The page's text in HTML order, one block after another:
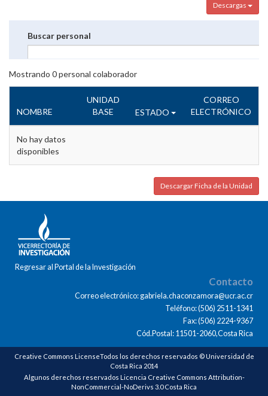
Descargas
Buscar personal
Mostrando 0personal colaborador
NOMBRE
UNIDAD
BASE
ESTADO
CORREO
ELECTRÓNICO
No hay datos
disponibles
Descargar Ficha de la Unidad
Regresar al Portal de la Investigación
Contacto
Correo electrónico: gabriela.chaconzamora@ucr.ac.cr
Teléfono: (506) 2511-1341
Fax: (506) 2224-9367
Cód.Postal: 11501-2060,Costa Rica
Creative Commons LicenseTodos los derechos reservados © Universidad de
Costa Rica 2014
Algunos derechos reservados Licencia Creative Commons Attribution-
NonCommercial-NoDerivs 3.0 Costa Rica